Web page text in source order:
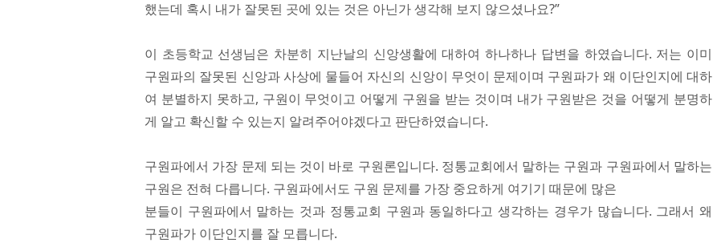
했는데 혹시 내가 잘못된 곳에 있는 것은 아닌가 생각해 보지 않으셨나요?”
이 초등학교 선생님은 차분히 지난날의 신앙생활에 대하여 하나하나 답변을 하였습니다. 저는 이미
구원파의 잘못된 신앙과 사상에 물들어 자신의 신앙이 무엇이 문제이며 구원파가 왜 이단인지에 대하
여 분별하지 못하고, 구원이 무엇이고 어떻게 구원을 받는 것이며 내가 구원받은 것을 어떻게 분명하
게 알고 확신할 수 있는지 알려주어야겠다고 판단하였습니다.
구원파에서 가장 문제 되는 것이 바로 구원론입니다. 정통교회에서 말하는 구원과 구원파에서 말하는
구원은 전혀 다릅니다. 구원파에서도 구원 문제를 가장 중요하게 여기기 때문에 많은
분들이 구원파에서 말하는 것과 정통교회 구원과 동일하다고 생각하는 경우가 많습니다. 그래서 왜
구원파가 이단인지를 잘 모릅니다.